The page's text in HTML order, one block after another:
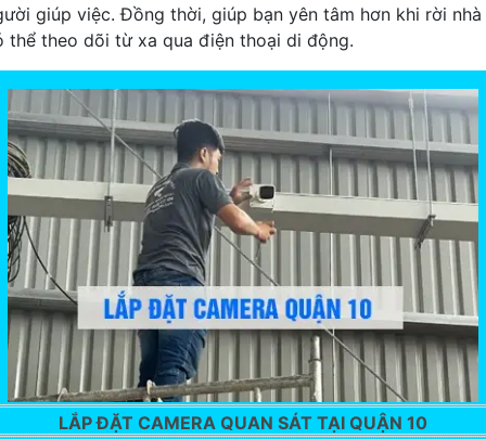
giúp việc. Đồng thời, giúp bạn yên tâm hơn khi rời
thể theo dõi từ xa qua điện thoại di động.
LẮP ĐẶT CAMERA QUAN SÁT TẠI QUẬN 10